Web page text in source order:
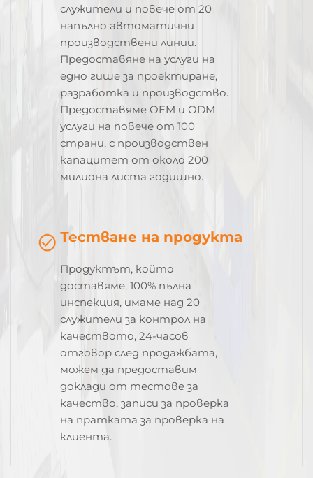
служители и повече от 20
напълно автоматични
производствени линии.
Предоставяне на услуги на
едно гише за проектиране,
разработка и производство.
Предоставяме OEM и ODM
услуги на повече от 100
страни, с производствен
капацитет от около 200
милиона листа годишно.
Тестване на продукта
Продуктът, който
доставяме, 100% пълна
инспекция, имаме над 20
служители за контрол на
качеството, 24-часов
отговор след продажбата,
можем да предоставим
доклади от тестове за
качество, записи за проверка
на пратката за проверка на
клиента.